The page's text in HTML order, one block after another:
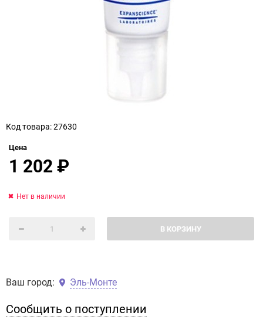
Код товара: 27630
Цена
1 202₽
В КОРЗИНУ
Нет в наличии
Ваш город: Эль-Монте
Сообщить о поступлении